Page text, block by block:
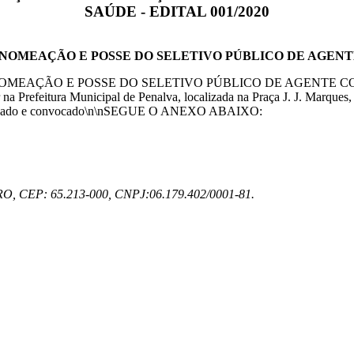
SAÚDE - EDITAL 001/2020
E POSSE DO SELETIVO PÚBLICO DE
E POSSE DO SELETIVO PÚBLICO DE AGENTE
Prefeitura Municipal de Penalva, localizada na Praça J. J.
e convocado\n\nSEGUE O ANEXO ABAIXO:
CEP: 65.213-000, CNPJ:06.179.402/0001-81.